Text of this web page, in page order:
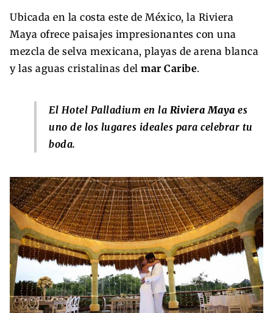
Ubicada en la costa este de México, la Riviera
Maya ofrece paisajes impresionantes con una
mezcla de selva mexicana, playas de arena blanca
y las aguas cristalinas del mar Caribe.
El Hotel Palladium en la Riviera Maya es
uno de los lugares ideales para celebrar tu
boda.